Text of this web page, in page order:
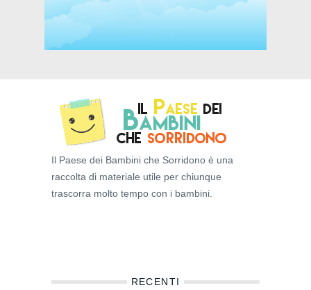
Il Paese dei Bambini che Sorridono è una
raccolta di materiale utile per chiunque
trascorra molto tempo con i bambini.
RECENTI